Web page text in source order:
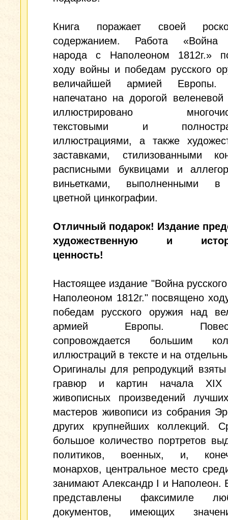
Книга поражает своей
содержанием. Работа «Война
народа с Наполеоном 1812г.»
ходу войны и победам русского
величайшей армией Европы.
напечатано на дорогой
иллюстрировано
текстовыми и
иллюстрациями, а также
заставками, стилизованными
расписными буквицами и
виньетками, выполненными в
цветной цинкографии.
Отличный подарок! Издание
художественную и
ценность!
Настоящее издание "Война
Наполеоном 1812г." посвящено
победам русского оружия над
армией Европы.
сопровождается большим
иллюстраций в тексте и на
Оригиналы для репродукций
гравюр и картин начала
живописных произведений
мастеров живописи из собрания
других крупнейших коллекций.
большое количество портретов
политиков, военных, и,
монархов, центральное место
занимают Александр I и Наполеон.
представлены факсимиле
документов, имеющих